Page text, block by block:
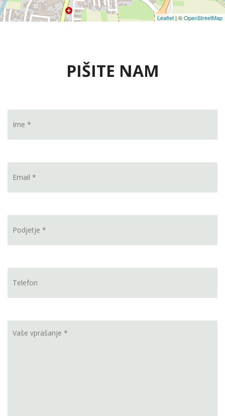
Leaflet | ©OpenStreetMap
PIŠITE NAM